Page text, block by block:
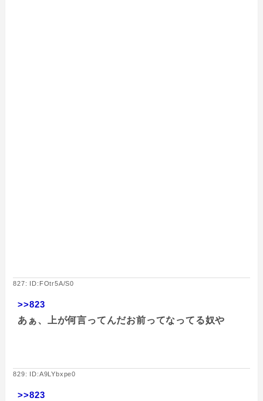
827: ID:FOtr5A/S0
>>823
あぁ、上が何言ってんだお前ってなってる奴や
829: ID:A9LYbxpe0
>>823